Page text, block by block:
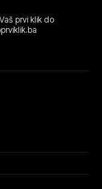
prvi klik do